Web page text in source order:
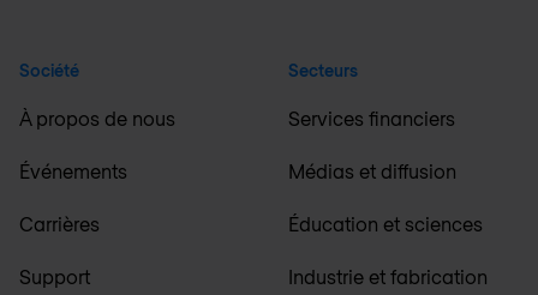
Société
À propos de nous
Événements
Carrières
Support
Secteurs
Services financiers
Médias et diffusion
Éducation et sciences
Industrie et fabrication